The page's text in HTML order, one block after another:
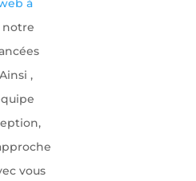
à
notre
,
vous